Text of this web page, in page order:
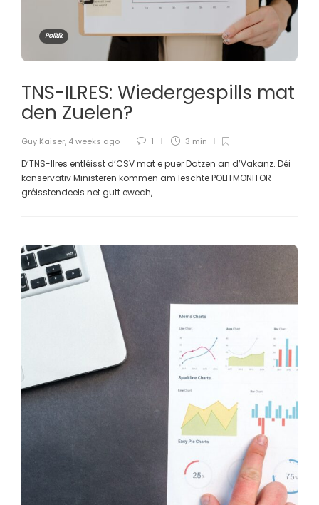
Politik
TNS-ILRES: Wiedergespills mat
den Zuelen?
Guy Kaiser, 4 weeks ago 1 3 min
D’TNS-Ilres entléisst d’CSV mat e puer Datzen an d’Vakanz. Déi
konservativ Ministeren kommen am leschte POLITMONITOR
gréisstendeels net gutt ewech,...